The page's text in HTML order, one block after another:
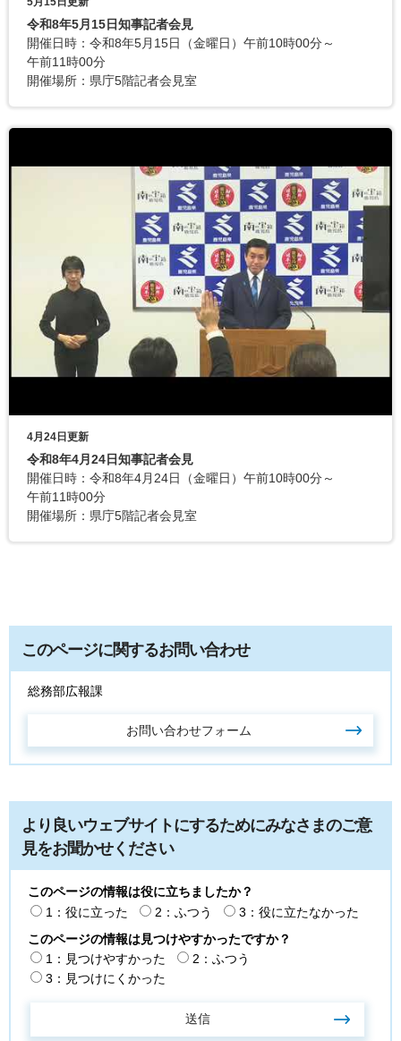
令和8年5月15日知事記者会見
開催日時：令和8年5月15日（金曜日）午前10時00分～
午前11時00分
開催場所：県庁5階記者会見室
4月24日更新
令和8年4月24日知事記者会見
開催日時：令和8年4月24日（金曜日）午前10時00分～
午前11時00分
開催場所：県庁5階記者会見室
このページに関するお問い合わせ
総務部広報課
より良いウェブサイトにするためにみなさまのご意
見をお聞かせください
このページの情報は役に立ちましたか？
1：役に立った
2：ふつう
3：役に立たなかった
このページの情報は見つけやすかったですか？
1：見つけやすかった
2：ふつう
3：見つけにくかった